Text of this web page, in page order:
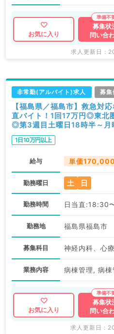
お気に入り
募集状
問い合
求人更新日 :
非常勤(アルバイト)求人 募集
【福島県／福島市】救急対
直バイト！1回17万円◎東北
◎第3週目土曜日18時半～月
系・外科系／非常勤）
1日10万円以上
給与 単価
勤務曜日 土 日
勤務時間 日当直:18:30
勤務地 福島県福島市
募集科目
業務内容 病棟管理, 病棟
お気に入り
募集状
問い合
求人更新日 :